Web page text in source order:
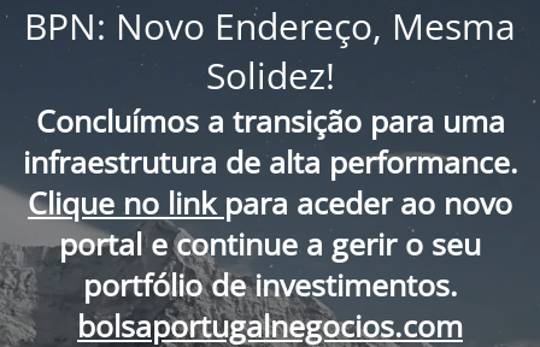
BPN: Novo Endereço, Mesma
Solidez!
Concluímos a transição para uma
infraestrutura de alta performance.
Clique no link para aceder ao novo
portal e continue a gerir o seu
portfólio de investimentos.
bolsaportugalnegocios.com